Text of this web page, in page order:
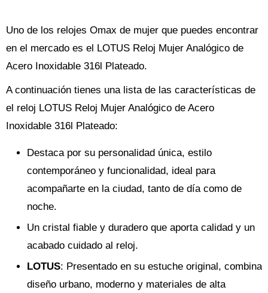
Uno de los relojes Omax de mujer que puedes encontrar
en el mercado es el LOTUS Reloj Mujer Analógico de
Acero Inoxidable 316l Plateado.
A continuación tienes una lista de las características de
el reloj LOTUS Reloj Mujer Analógico de Acero
Inoxidable 316l Plateado:
Destaca por su personalidad única, estilo
contemporáneo y funcionalidad, ideal para
acompañarte en la ciudad, tanto de día como de
noche.
Un cristal fiable y duradero que aporta calidad y un
acabado cuidado al reloj.
LOTUS: Presentado en su estuche original, combina
diseño urbano, moderno y materiales de alta